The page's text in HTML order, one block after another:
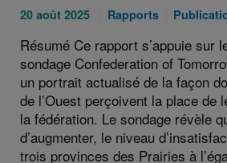
Publié
:
20 août 2025
Catégories
Rapports
Résumé Ce rapport s’appuie sur
sondage Confederation of
un portrait actualisé de la façon
de l’Ouest perçoivent la place de
la fédération. Le sondage révèle
d’augmenter, le niveau
trois provinces des Prairies à